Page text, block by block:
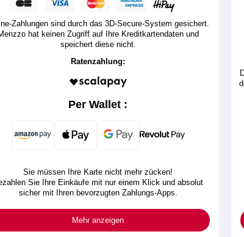
Zahlungen sind durch das 3D-Secure-System gesichert.
hat keinen Zugriff auf Ihre Kreditkartendaten und
speichert diese nicht.
Ratenzahlung:
Per Wallet :
Sie müssen Ihre Karte nicht mehr zücken!
Sie Ihre Einkäufe mit nur einem Klick und absolut
sicher mit Ihren bevorzugten Zahlungs-Apps.
Mehr anzeigen